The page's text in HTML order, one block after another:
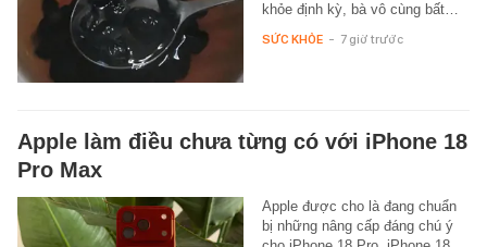
khỏe định kỳ, bà vô cùng bất…
SỨC KHỎE - 7 giờ trước
Apple làm điều chưa từng có với iPhone 18
Pro Max
Apple được cho là đang chuẩn
bị những nâng cấp đáng chú ý